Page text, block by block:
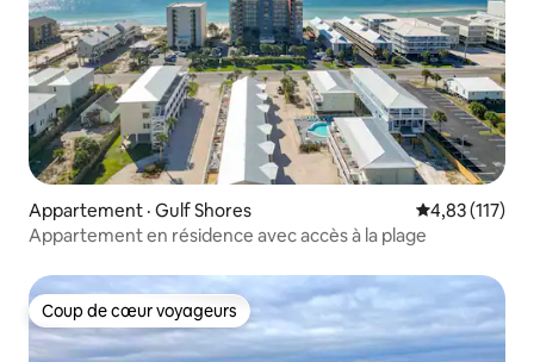
Appartement · Gulf Shores Note
4,83 (117)
Appartement en résidence avec accès à la plage
Coup de cœur voyageurs
Coup de cœur voyageurs